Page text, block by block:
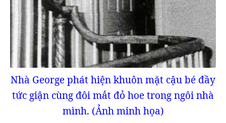
Nhà George phát hiện khuôn mặt cậu bé đầy
tức giận cùng đôi mắt đỏ hoe trong ngôi nhà
mình. (Ảnh minh họa)